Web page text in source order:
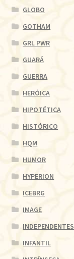
GLOBO
GOTHAM
GRL PWR
GUARÁ
GUERRA
HERÓICA
HIPOTÉTICA
HISTÓRICO
HQM
HUMOR
HYPERION
ICEBRG
IMAGE
INDEPENDENTES
INFANTIL